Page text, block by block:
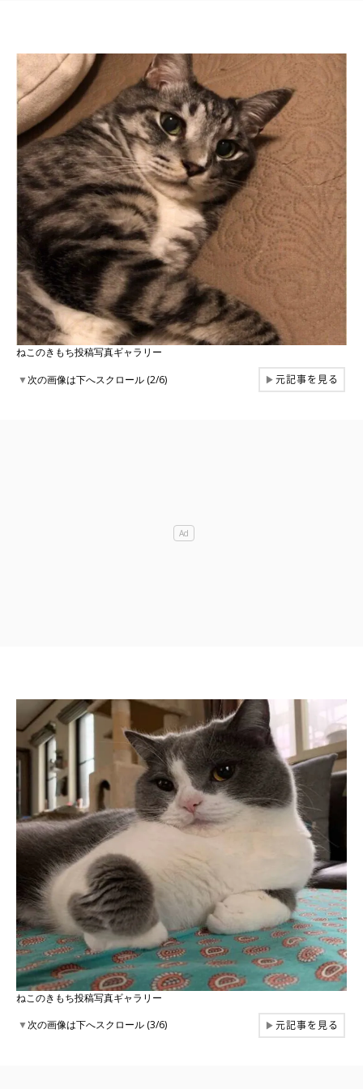
ねこのきもち投稿写真ギャラリー
▼次の画像は下へスクロール (2/6) ▶元記事を見る
ねこのきもち投稿写真ギャラリー
▼次の画像は下へスクロール (3/6) ▶元記事を見る